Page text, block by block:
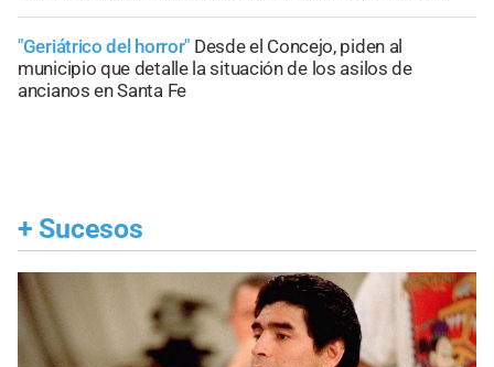
"Geriátrico del horror" Desde el Concejo, piden al
municipio que detalle la situación de los asilos de
ancianos en Santa Fe
+ Sucesos